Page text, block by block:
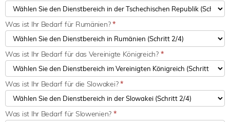
Was ist Ihr Bedarf für Rumänien?*
Was ist Ihr Bedarf für das Vereinigte Königreich? *
Was ist Ihr Bedarf für die Slowakei?*
Was ist Ihr Bedarf für Slowenien? *